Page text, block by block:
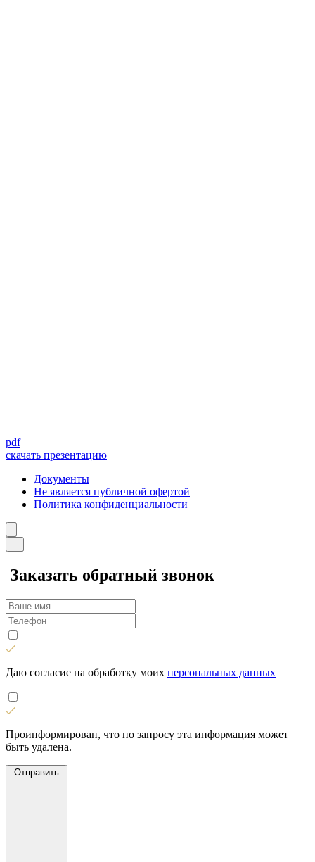
pdf
скачать презентацию
Документы
Не является публичной офертой
Политика конфиденциальности
Заказать обратный звонок
Даю согласие на обработку моих персональных данных
Проинформирован, что по запросу эта информация может
быть удалена.
Отправить